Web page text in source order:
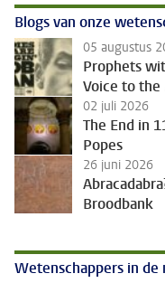
Blogs van onze
05 augustus
Prophets
Voice to the
02 juli 2026
The End in
Popes
26 juni 2026
Broodbank
Wetenschappers in de